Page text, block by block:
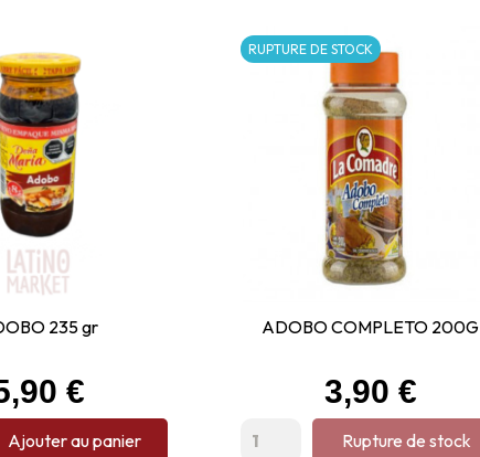
235 gr
€
Ajouter au panier
ADOBO COMPLETO 200G
Prix
3,90 €
Rupture de stock
RUPTURE DE STOCK